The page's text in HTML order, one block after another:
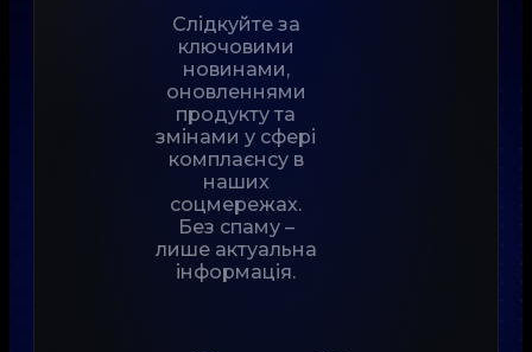
Слідкуйте за
ключовими
новинами,
оновленнями
продукту та
змінами у сфері
комплаєнсу в
наших
соцмережах.
Без спаму –
лише актуальна
інформація.